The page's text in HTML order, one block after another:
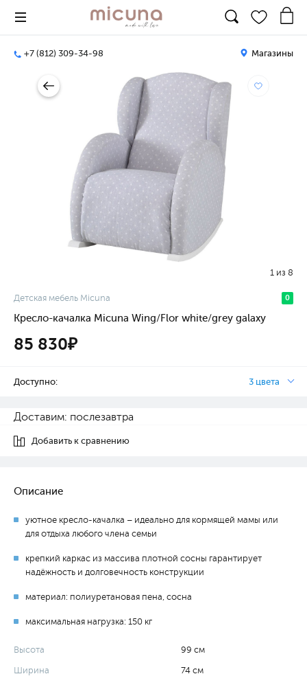
+7 (812) 309-34-98 Магазины
1 из 8
Детская мебель Micuna 0
Кресло-качалка Micuna Wing/Flor white/grey galaxy
85 830₽
Доступно: 3 цвета
Доставим: послезавтра
Добавить к сравнению
Описание
уютное кресло-качалка – идеально для кормящей мамы или
для отдыха любого члена семьи
крепкий каркас из массива плотной сосны гарантирует
надёжность и долговечность конструкции
материал: полиуретановая пена, сосна
максимальная нагрузка: 150 кг
Высота
99 см
Ширина
74 см